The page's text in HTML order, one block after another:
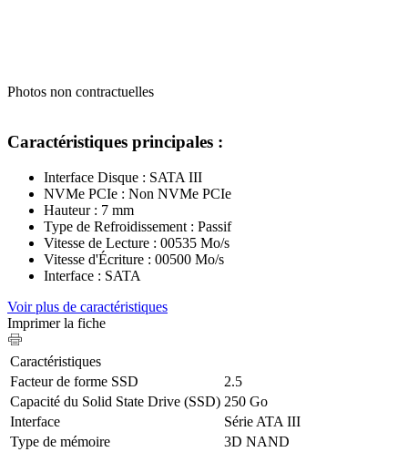
Photos non contractuelles
Caractéristiques principales :
Interface Disque : SATA III
NVMe PCIe : Non NVMe PCIe
Hauteur : 7 mm
Type de Refroidissement : Passif
Vitesse de Lecture : 00535 Mo/s
Vitesse d'Écriture : 00500 Mo/s
Interface : SATA
Voir plus de caractéristiques
Imprimer la fiche
Caractéristiques
Facteur de forme SSD
2.5
Capacité du Solid State Drive (SSD) 250 Go
Interface
Série ATA III
Type de mémoire
3D NAND